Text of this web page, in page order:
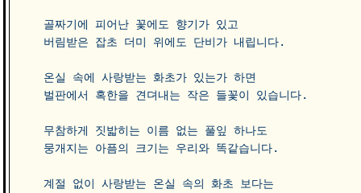
골짜기에 피어난 꽃에도 향기가 있고
버림받은 잡초 더미 위에도 단비가 내립니다.
온실 속에 사랑받는 화초가 있는가 하면
벌판에서 혹한을 견뎌내는 작은 들꽃이 있습니다.
무참하게 짓밟히는 이름 없는 풀잎 하나도
뭉개지는 아픔의 크기는 우리와 똑같습니다.
계절 없이 사랑받는 온실 속의 화초 보다는